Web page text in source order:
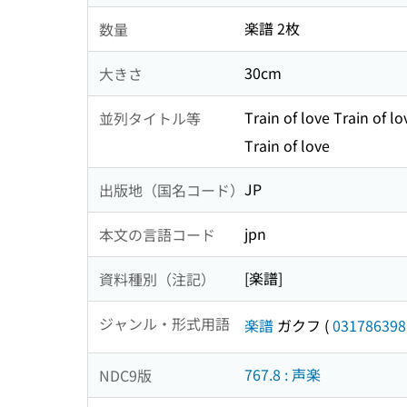
数量 楽譜 2枚
大きさ 30cm
並列タイトル等
Train of love Train of
Train of love
出版地（国名コード） JP
本文の言語コード jpn
資料種別（注記） [楽譜]
ジャンル・形式用語 楽譜 ガクフ (031786398
NDC9版 767.8 : 声楽